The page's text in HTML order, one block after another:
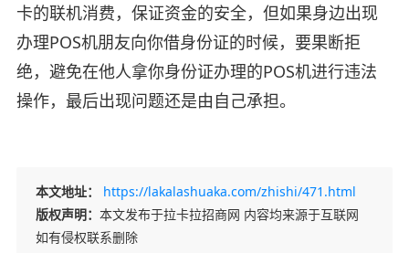
卡的联机消费，保证资金的安全，但如果身边出现
办理POS机朋友向你借身份证的时候，要果断拒
绝，避免在他人拿你身份证办理的POS机进行违法
操作，最后出现问题还是由自己承担。
本文地址：
https://lakalashuaka.com/zhishi/471.html
版权声明： 本文发布于拉卡拉招商网 内容均来源于互联网
如有侵权联系删除